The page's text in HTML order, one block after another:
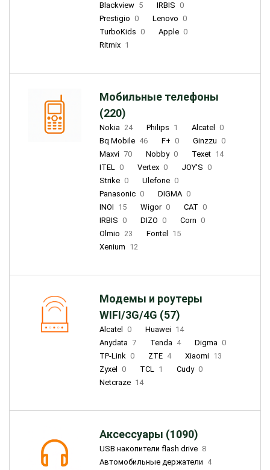
Blackview 5 IRBIS 0
Prestigio 0 Lenovo 0
TurboKids 0 Apple 0
Ritmix 1
Мобильные телефоны
(220)
Nokia 24 Philips 1 Alcatel
0
Bq Mobile 46 F+ 0 Ginzzu 0
Maxvi 70 Nobby 0 Texet 14
ITEL 0 Vertex 0 JOY'S 0
Strike 0 Ulefone 0
Panasonic 0 DIGMA 0
INOI 15 Wigor 0 CAT 0
IRBIS 0 DIZO 0 Corn 0
Olmio 23 Fontel
15
Xenium 12
Модемы и роутеры
WIFI/3G/4G (57)
Alcatel 0 Huawei 14
Anydata 7 Tenda 4 Digma 0
TP-Link 0 ZTE 4 Xiaomi 13
Zyxel
0 TCL 1 Cudy 0
Netcraze 14
Аксессуары (1090)
USB накопители flash drive 8
Автомобильные держатели 4